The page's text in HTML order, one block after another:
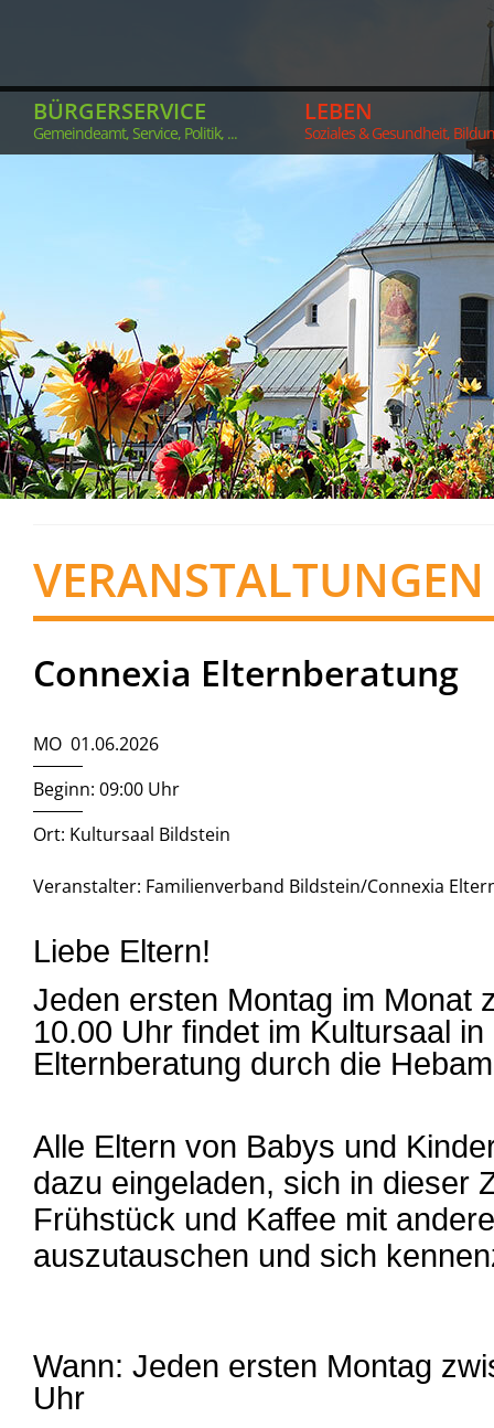
BÜRGERSERVICE
Gemeindeamt, Service, Politik, ...
LEBEN
Soziales & Gesundheit,
VERANSTALTUNGEN
Connexia Elternberatung
MO 01.06.2026
Beginn: 09:00 Uhr
Ort: Kultursaal Bildstein
Veranstalter: Familienverband Bildstein/Connexia
Liebe Eltern!
Jeden ersten Montag im Monat
10.00 Uhr findet im Kultursaal
Elternberatung durch die
Alle Eltern von Babys und
dazu eingeladen, sich in dieser
Frühstück und Kaffee mit
auszutauschen und sich
Wann: Jeden ersten Montag
Uhr